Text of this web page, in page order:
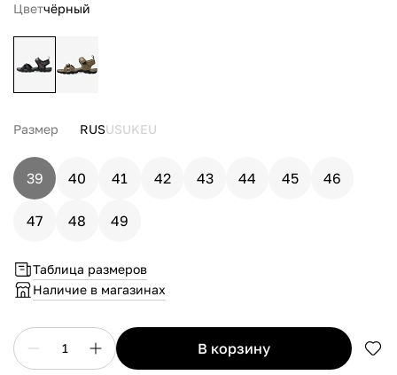
Цветчёрный
Размер RUSUSUKEU
39 40 41 42 43 44 45 46
47 48 49
Таблица размеров
Наличие в магазинах
1 в корзину